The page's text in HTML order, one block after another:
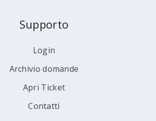
Supporto
Login
Archivio domande
Apri Ticket
Contatti